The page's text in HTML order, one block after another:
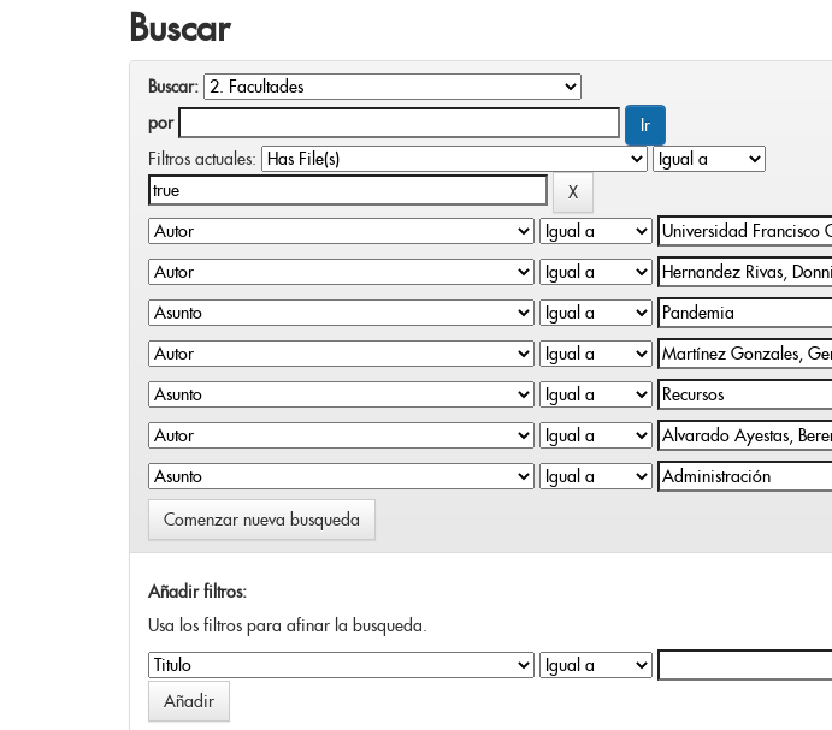
Buscar
Buscar:
por
Filtros actuales:
Comenzar nueva busqueda
Añadir filtros:
Usa los filtros para afinar la busqueda.